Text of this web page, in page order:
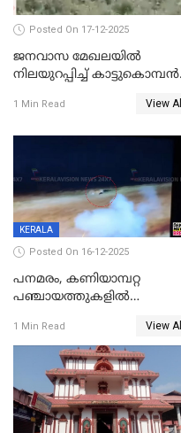
Posted On 17-12-2025
ജനവാസ മേഖലയില്‍
നിലയുറപ്പിച്ച് കാട്ടുകൊമ്പന്‍
1 Min Read View All
KERALA
Posted On 16-12-2025
പനമരം, കണിയാമ്പറ്റ
പഞ്ചായത്തുകളിൽ
സ്ഥാപനങ്ങൾക്ക് അവധി
1 Min Read View All